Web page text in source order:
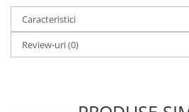
Caracteristici
Review-uri(0)